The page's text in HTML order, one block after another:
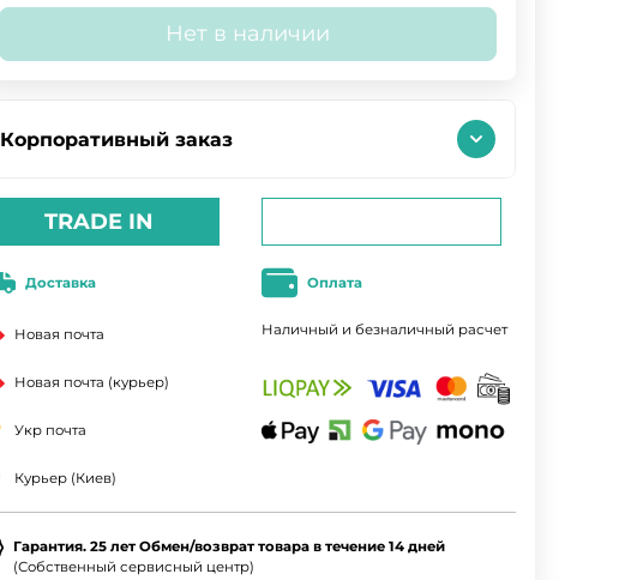
Нет в наличии
Корпоративный заказ
TRADE IN
Доставка
Новая почта
Новая почта (курьер)
Укр почта
Курьер (Киев)
Оплата
Наличный и безналичный расчет
Гарантия. 25 лет Обмен/возврат товара в течение 14 дней
(Собственный сервисный центр)